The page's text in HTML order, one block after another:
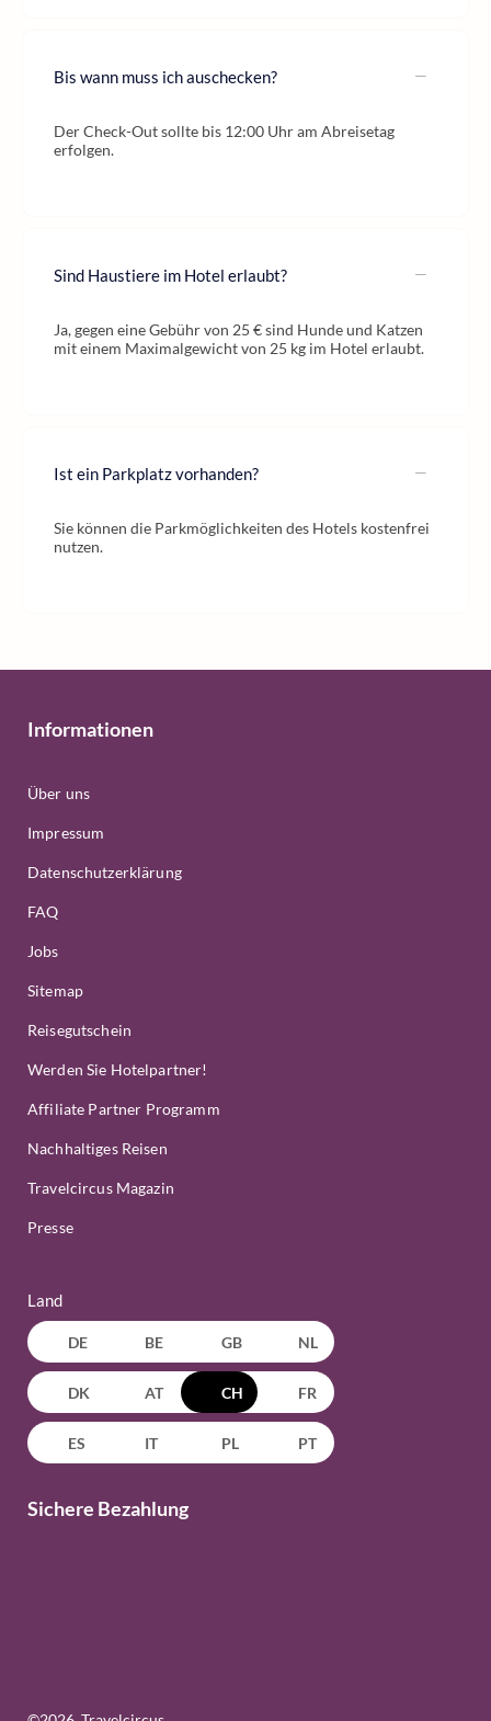
Bis wann muss ich auschecken?
Der Check-Out sollte bis 12:00 Uhr am Abreisetag
erfolgen.
Sind Haustiere im Hotel erlaubt?
Ja, gegen eine Gebühr von 25 € sind Hunde und Katzen
mit einem Maximalgewicht von 25 kg im Hotel erlaubt.
Ist ein Parkplatz vorhanden?
Sie können die Parkmöglichkeiten des Hotels kostenfrei
nutzen.
Informationen
Über uns
Impressum
Datenschutzerklärung
FAQ
Jobs
Sitemap
Reisegutschein
Werden Sie Hotelpartner!
Affiliate Partner Programm
Nachhaltiges Reisen
Travelcircus Magazin
Presse
Land
DE BE GB NL
DK AT CH FR
ES IT PL PT
Sichere Bezahlung